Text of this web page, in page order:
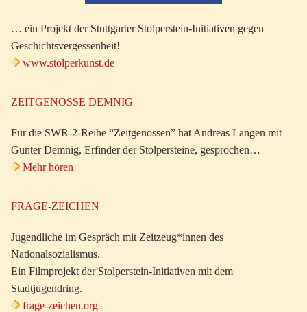
… ein Projekt der Stuttgarter Stolperstein-Initiativen gegen
Geschichtsvergessenheit!
www.stolperkunst.de
ZEITGENOSSE DEMNIG
Für die SWR-2-Reihe “Zeitgenossen” hat Andreas Langen mit
Gunter Demnig, Erfinder der Stolpersteine, gesprochen…
Mehr hören
FRAGE-ZEICHEN
Jugendliche im Gespräch mit Zeitzeug*innen des
Nationalsozialismus.
Ein Filmprojekt der Stolperstein-Initiativen mit dem
Stadtjugendring.
frage-zeichen.org